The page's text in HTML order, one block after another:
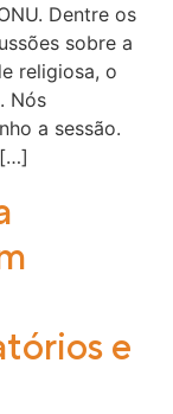
Dentre os
sobre a
religiosa, o
Nós
a sessão.
e